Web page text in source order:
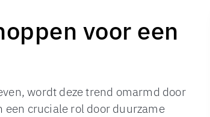
voor een
wordt deze trend omarmd door
cruciale rol door duurzame